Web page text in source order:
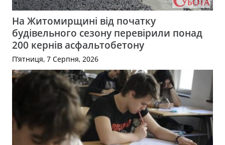
На Житомирщині від початку
будівельного сезону перевірили понад
200 кернів асфальтобетону
П’ятниця, 7 Серпня, 2026